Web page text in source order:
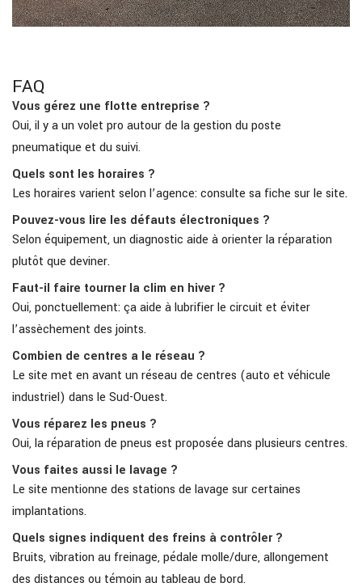
FAQ
Vous gérez une flotte entreprise ?
Oui, il y a un volet pro autour de la gestion du poste
pneumatique et du suivi.
Quels sont les horaires ?
Les horaires varient selon l’agence: consulte sa fiche sur le site.
Pouvez-vous lire les défauts électroniques ?
Selon équipement, un diagnostic aide à orienter la réparation
plutôt que deviner.
Faut-il faire tourner la clim en hiver ?
Oui, ponctuellement: ça aide à lubrifier le circuit et éviter
l’assèchement des joints.
Combien de centres a le réseau ?
Le site met en avant un réseau de centres (auto et véhicule
industriel) dans le Sud-Ouest.
Vous réparez les pneus ?
Oui, la réparation de pneus est proposée dans plusieurs centres.
Vous faites aussi le lavage ?
Le site mentionne des stations de lavage sur certaines
implantations.
Quels signes indiquent des freins à contrôler ?
Bruits, vibration au freinage, pédale molle/dure, allongement
des distances ou témoin au tableau de bord.